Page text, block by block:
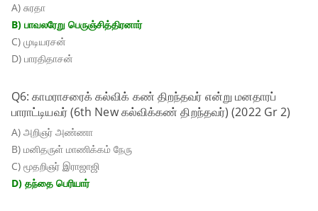
A) சுரதா
B) பாவலரேறு பெருஞ்சித்திரனார்
C) முடியரசன்
D) பாரதிதாசன்
Q6: காமராசரைக் கல்விக் கண் திறந்தவர் என்று மனதாரப்
பாராட்டியவர் (6th New கல்விக்கண் திறந்தவர்) (2022 Gr 2)
A) அறிஞர் அண்ணா
B) மனிதருள் மாணிக்கம் நேரு
C) மூதறிஞர் இராஜாஜி
D) தந்தை பெரியார்